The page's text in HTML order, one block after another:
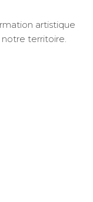
artistique
territoire.